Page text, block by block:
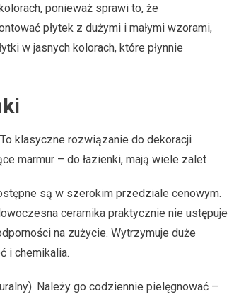
ponieważ sprawi to, że
płytek z dużymi i małymi wzorami,
w jasnych kolorach, które płynnie
klasyczne rozwiązanie do dekoracji
marmur – do łazienki, mają wiele zalet
są w szerokim przedziale cenowym.
ceramika praktycznie nie ustępuje
na zużycie. Wytrzymuje duże
i chemikalia.
Należy go codziennie pielęgnować –